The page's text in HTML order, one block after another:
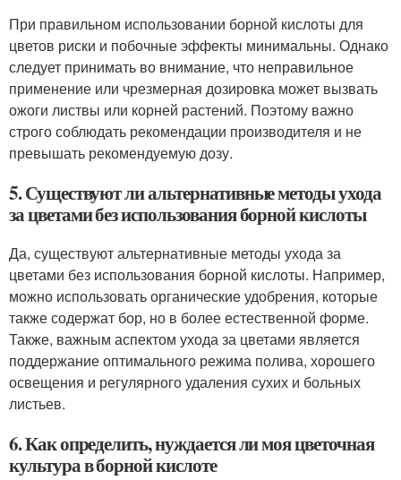
При правильном использовании борной кислоты для
цветов риски и побочные эффекты минимальны. Однако
следует принимать во внимание, что неправильное
применение или чрезмерная дозировка может вызвать
ожоги листвы или корней растений. Поэтому важно
строго соблюдать рекомендации производителя и не
превышать рекомендуемую дозу.
5. Существуют ли альтернативные методы ухода
за цветами без использования борной кислоты
Да, существуют альтернативные методы ухода за
цветами без использования борной кислоты. Например,
можно использовать органические удобрения, которые
также содержат бор, но в более естественной форме.
Также, важным аспектом ухода за цветами является
поддержание оптимального режима полива, хорошего
освещения и регулярного удаления сухих и больных
листьев.
6. Как определить, нуждается ли моя цветочная
культура в борной кислоте